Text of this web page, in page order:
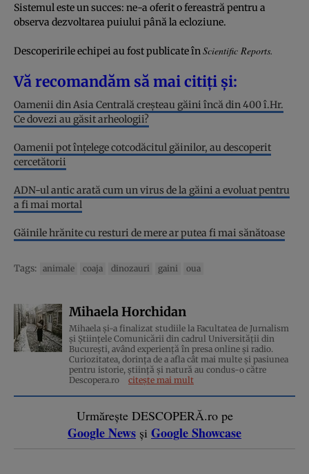
Sistemul este un succes: ne-a oferit o fereastră pentru a
observa dezvoltarea puiului până la ecloziune.
Descoperirile echipei au fost publicate înScientific Reports.
Vă recomandăm să mai citiți și:
Oamenii din Asia Centrală creșteau găini încă din 400 î.Hr.
Ce dovezi au găsit arheologii?
Oamenii pot înțelege cotcodăcitul găinilor, au descoperit
cercetătorii
ADN-ul antic arată cum un virus de la găini a evoluat pentru
a fi mai mortal
Găinile hrănite cu resturi de mere ar putea fi mai sănătoase
Tags: animale coaja dinozauri gaini oua
Mihaela Horchidan
Mihaela și-a finalizat studiile la Facultatea de Jurnalism
și Științele Comunicării din cadrul Universității din
București, având experiență în presa online și radio.
Curiozitatea, dorința de a afla cât mai multe și pasiunea
pentru istorie, ştiinţă şi natură au condus-o către
Descopera.ro
citește mai mult
Urmărește DESCOPERĂ.ro pe
Google News și Google Showcase